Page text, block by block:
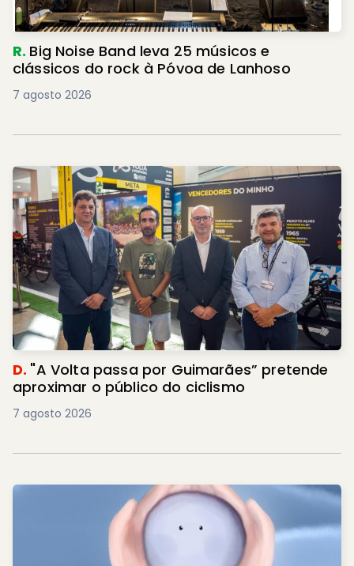
R. Big Noise Band leva 25 músicos e
clássicos do rock à Póvoa de Lanhoso
7 agosto 2026
D. "A Volta passa por Guimarães” pretende
aproximar o público do ciclismo
7 agosto 2026